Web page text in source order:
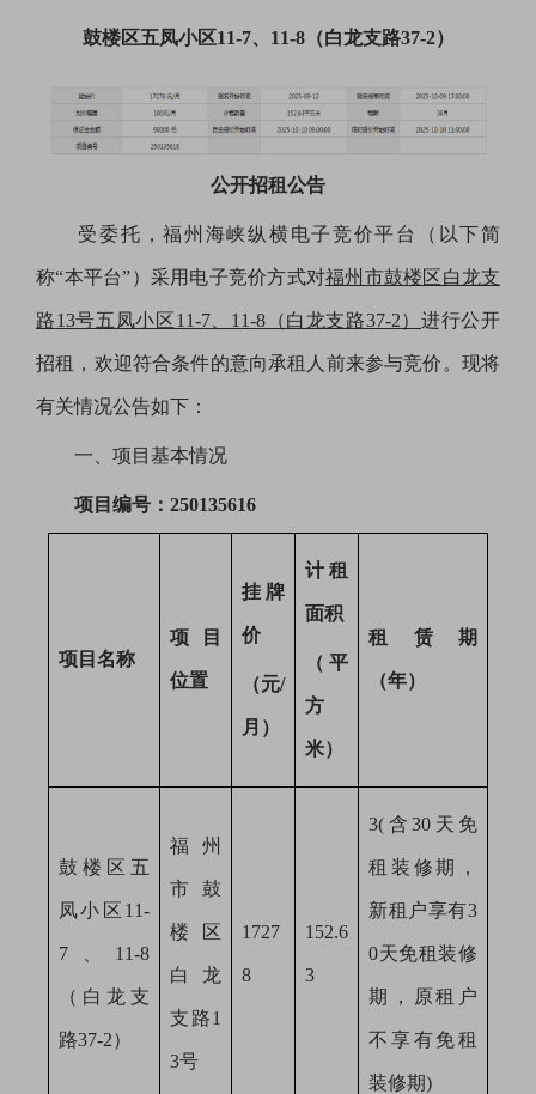
鼓楼区五凤小区11-7、11-8（白龙支路37-2）
公开招租公告
受委托，福州海峡纵横电子竞价平台（以下简
称“本平台”）采用电子竞价方式对福州市鼓楼区白龙支
路13号五凤小区11-7、11-8（白龙支路37-2）进行公开
招租，欢迎符合条件的意向承租人前来参与竞价。现将
有关情况公告如下：
一、项目基本情况
项目编号： 250135616
项目名称
项目
位置
挂牌
价
（元/
月）
计租
面积
（平
方
米）
租赁期
（年）
鼓楼区五
凤小区 11-
7、11-8
（白龙支
路37-2）
福州
市鼓
楼区
白龙
支路1
3号
1727
8
152.6
3
3(含30天免
租装修期，
新租户享有3
0天免租装修
期，原租户
不享有免租
装修期)